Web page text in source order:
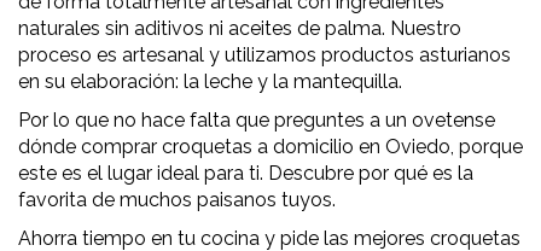
naturales sin aditivos ni aceites de palma. Nuestro
proceso es artesanal y utilizamos productos asturianos
en su elaboración: la leche y la mantequilla.
Por lo que no hace falta que preguntes a un ovetense
dónde comprar croquetas a domicilio en Oviedo, porque
este es el lugar ideal para ti. Descubre por qué es la
favorita de muchos paisanos tuyos.
Ahorra tiempo en tu cocina y pide las mejores croquetas